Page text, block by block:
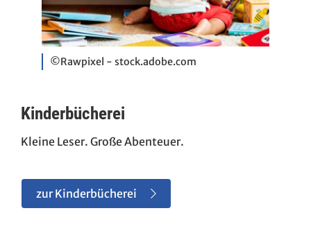
©Rawpixel - stock.adobe.com
Kinderbücherei
Kleine Leser. Große Abenteuer.
zur Kinderbücherei